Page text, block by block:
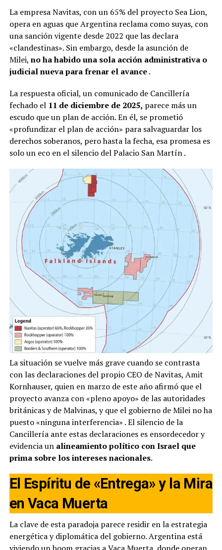
La empresa Navitas, con un 65% del proyecto Sea Lion,
opera en aguas que Argentina reclama como suyas, con
una sanción vigente desde 2022 que las declara
«clandestinas». Sin embargo, desde la asunción de
Milei, no ha habido una sola acción administrativa o
judicial nueva para frenar el avance.
La respuesta oficial, un comunicado de Cancillería
fechado el 11 de diciembre de 2025, parece más un
escudo que un plan de acción. En él, se prometió
«profundizar el plan de acción» para salvaguardar los
derechos soberanos, pero hasta la fecha, esa promesa es
solo un eco en el silencio del Palacio San Martín.
La situación se vuelve más grave cuando se contrasta
con las declaraciones del propio CEO de Navitas, Amit
Kornhauser, quien en marzo de este año afirmó que el
proyecto avanza con «pleno apoyo» de las autoridades
británicas y de Malvinas, y que el gobierno de Milei no ha
puesto «ninguna interferencia» . El silencio de la
Cancillería ante estas declaraciones es ensordecedor y
evidencia un alineamiento político con Israel que
prima sobre los intereses nacionales.
El Espíritu de «Entrega» y la Mira
en Vaca Muerta
La clave de esta paradoja parece residir en la estrategia
energética y diplomática del gobierno. Argentina está
viviendo un boom gracias a Vaca Muerta, donde operan